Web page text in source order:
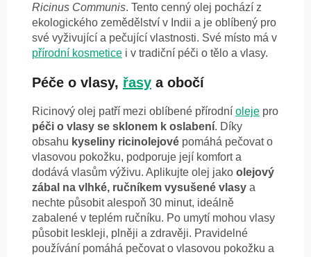
Ricinus Communis. Tento cenný olej pochází z
ekologického zemědělství v Indii a je oblíbený pro
své vyživující a pečující vlastnosti. Své místo má v
přírodní kosmetice i v tradiční péči o tělo a vlasy.
Péče o vlasy, řasy a obočí
Ricinový olej patří mezi oblíbené přírodní oleje pro
péči o vlasy se sklonem k oslabení. Díky
obsahu kyseliny ricinolejové pomáhá pečovat o
vlasovou pokožku, podporuje její komfort a
dodává vlasům výživu. Aplikujte olej jako olejový
zábal na vlhké, ručníkem vysušené vlasy a
nechte působit alespoň 30 minut, ideálně
zabalené v teplém ručníku. Po umytí mohou vlasy
působit leskleji, plněji a zdravěji. Pravidelné
používání pomáhá pečovat o vlasovou pokožku a